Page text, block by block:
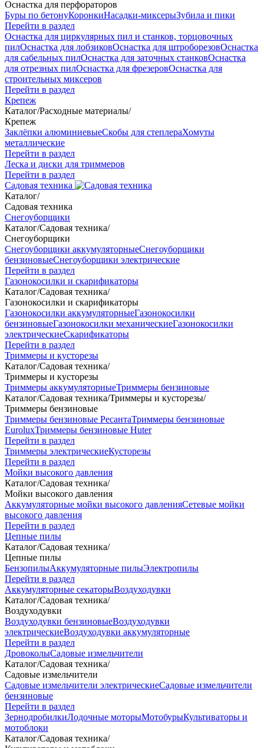
Оснастка для перфораторов
Буры по бетонуКоронкиНасадки-миксерыЗубила и пики
Перейти в раздел
Оснастка для циркулярных пил и станков, торцовочных
пилОснастка для лобзиковОснастка для штроборезовОснастка
для сабельных пилОснастка для заточных станковОснастка
для отрезных пилОснастка для фрезеровОснастка для
строительных миксеров
Перейти в раздел
Крепеж
Каталог/Расходные материалы/
Крепеж
Заклёпки алюминиевыеСкобы для степлераХомуты
металлические
Перейти в раздел
Леска и диски для триммеров
Перейти в раздел
Садовая техника
Каталог/
Садовая техника
Снегоуборщики
Каталог/Садовая техника/
Снегоуборщики
Снегоуборщики аккумуляторныеСнегоуборщики
бензиновыеСнегоуборщики электрические
Перейти в раздел
Газонокосилки и скарификаторы
Каталог/Садовая техника/
Газонокосилки и скарификаторы
Газонокосилки аккумуляторныеГазонокосилки
бензиновыеГазонокосилки механическиеГазонокосилки
электрическиеСкарификаторы
Перейти в раздел
Триммеры и кусторезы
Каталог/Садовая техника/
Триммеры и кусторезы
Триммеры аккумуляторныеТриммеры бензиновые
Каталог/Садовая техника/Триммеры и кусторезы/
Триммеры бензиновые
Триммеры бензиновые РесантаТриммеры бензиновые
EuroluxТриммеры бензиновые Huter
Перейти в раздел
Триммеры электрическиеКусторезы
Перейти в раздел
Мойки высокого давления
Каталог/Садовая техника/
Мойки высокого давления
Аккумуляторные мойки высокого давленияСетевые мойки
высокого давления
Перейти в раздел
Цепные пилы
Каталог/Садовая техника/
Цепные пилы
БензопилыАккумуляторные пилыЭлектропилы
Перейти в раздел
Аккумуляторные секаторыВоздуходувки
Каталог/Садовая техника/
Воздуходувки
Воздуходувки бензиновыеВоздуходувки
электрическиеВоздуходувки аккумуляторные
Перейти в раздел
ДровоколыСадовые измельчители
Каталог/Садовая техника/
Садовые измельчители
Садовые измельчители электрическиеСадовые измельчители
бензиновые
Перейти в раздел
ЗернодробилкиЛодочные моторыМотобурыКультиваторы и
мотоблоки
Каталог/Садовая техника/